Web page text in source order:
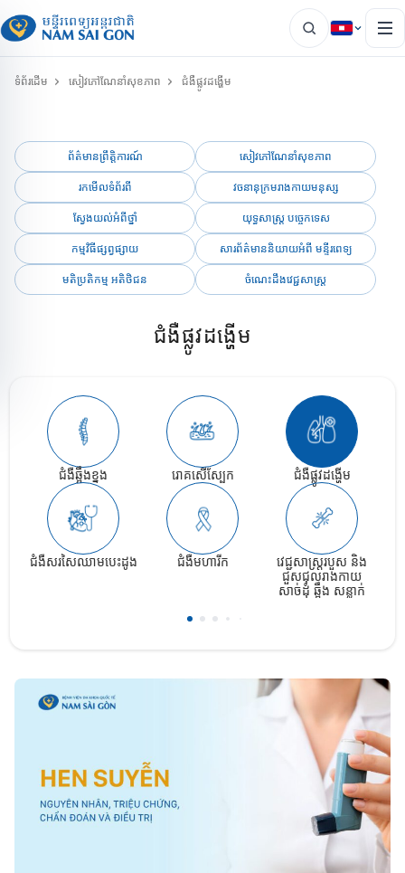
ទំព័រដើម សៀវភៅណែនាំសុខភាព ជំងឺផ្លូវដង្ហើម
ព័ត៌មានព្រឹត្តិការណ៍ សៀវភៅណែនាំសុខភាព
រកមើលទំព័រពី វចនានុក្រមរាងកាយមនុស្ស
ស្វែងយល់អំពីថ្នាំ យុទ្ធសាស្ត្រ បច្ចេកទេស
កម្មវិធីផ្សព្វផ្សាយ សារព័ត៌មាននិយាយអំពី មន្ទីរពេទ្យ
មតិប្រតិកម្ម អតិថិជន ចំណេះដឹងវេជ្ជសាស្ត្រ
ជំងឺផ្លូវដង្ហើម
ជំងឺឆ្អឹងខ្នង រោគសើស្បែក ជំងឺផ្លូវដង្ហើម
ជំងឺសរសៃឈាមបេះដូង ជំងឺមហារីក
វេជ្ជសាស្រ្តរបួស និង
ជួសជុលរាងកាយ​​
សាច់ដុំ ឆ្អឹង សន្លាក់